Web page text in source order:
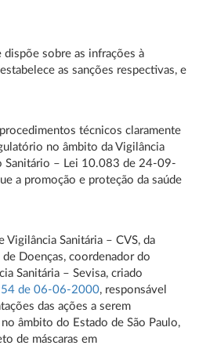
sobre as infrações à
as sanções respectivas, e
técnicos claramente
no âmbito da Vigilância
Sanitário – Lei 10.083 de 24-09-
a promoção e proteção da saúde
Sanitária – CVS, da
Doenças, coordenador do
Sanitária – Sevisa, criado
de 06-06-2000, responsável
das ações a serem
âmbito do Estado de São Paulo,
de máscaras em